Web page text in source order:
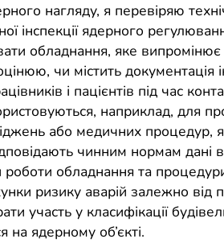
нагляду, я перевіряю
інспекції ядерного
обладнання, яке випромінює
чи містить документація
і пацієнтів під час
наприклад, для
або медичних процедур,
чинним нормам дані
обладнання та процедури
ризику аварій залежно від
участь у класифікації
на ядерному об’єкті.